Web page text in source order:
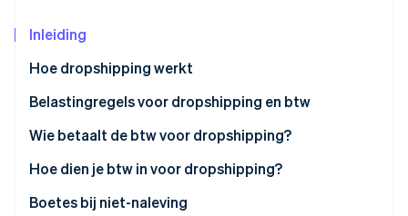
Ontdek hoe Stripe de economische
Inleiding
Hoe dropshipping werkt
Belastingregels voor dropshipping en btw
Wie betaalt de btw voor dropshipping?
Hoe dien je btw in voor dropshipping?
Boetes bij niet-naleving